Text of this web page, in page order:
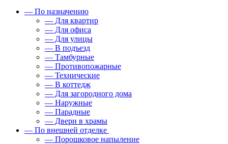
— По назначению
— Для квартир
— Для офиса
— Для улицы
— В подъезд
— Тамбурные
— Противопожарные
— Технические
— В коттедж
— Для загородного дома
— Наружные
— Парадные
— Двери в храмы
— По внешней отделке
— Порошковое напыление